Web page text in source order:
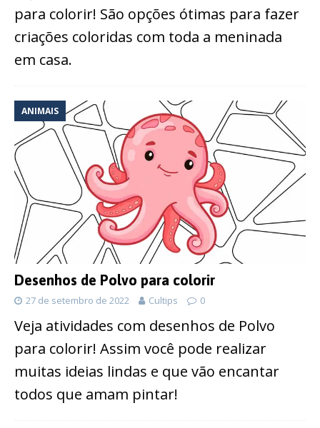
para colorir! São opções ótimas para fazer
criações coloridas com toda a meninada
em casa.
ANIMAIS
Desenhos de Polvo para colorir
27 de setembro de 2022 Cultips 0
Veja atividades com desenhos de Polvo
para colorir! Assim você pode realizar
muitas ideias lindas e que vão encantar
todos que amam pintar!